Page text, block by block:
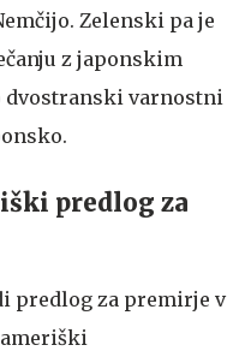
Zelenski pa je
z japonskim
varnostni
predlog za
predlog za premirje v